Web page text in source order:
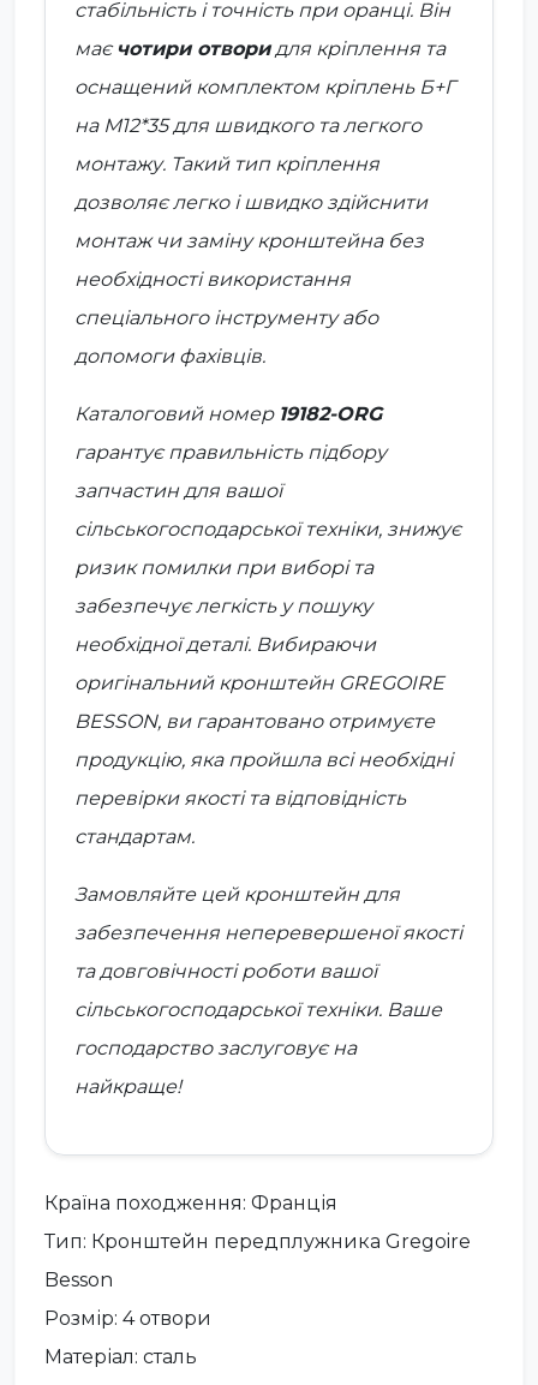
стабільність і точність при оранці. Він
маєчотири отворидля кріплення та
оснащений комплектом кріплень Б+Г
на М12*35для швидкого та легкого
монтажу. Такий тип кріплення
дозволяє легко і швидко здійснити
монтаж чи заміну кронштейна без
необхідності використання
спеціального інструменту або
допомоги фахівців.
Каталоговий номер 19182-ORG
гарантує правильність підбору
запчастин для вашої
сільськогосподарської техніки, знижує
ризик помилки при виборі та
забезпечує легкість у пошуку
необхідної деталі. Вибираючи
оригінальний кронштейн GREGOIRE
BESSON, ви гарантовано отримуєте
продукцію, яка пройшла всі необхідні
перевірки якості та відповідність
стандартам.
Замовляйте цей кронштейн для
забезпечення неперевершеної якості
та довговічності роботи вашої
сільськогосподарської техніки. Ваше
господарство заслуговує на
найкраще!
Країна походження: Франція
Тип: Кронштейн передплужника Gregoire
Besson
Розмір: 4 отвори
Матеріал: сталь